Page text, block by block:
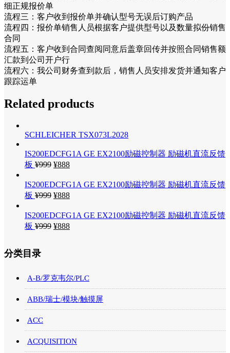
细正规报价单
流程三：客户收到报价单并确认型号无误后订购产品
流程四：报价单销售人员根据客户提供型号以及数量拟份销售
合同
流程五：客户收到合同查阅同意后盖章回传并按照合同销售额
汇款到公司开户行
流程六：我公司财务查到款后，销售人员安排发货并通知客户
跟踪运单
Related products
SCHLEICHER TSX073L2028
IS200EDCFG1A GE EX2100励磁控制器 励磁机直流反馈
板 ¥999 ¥888
IS200EDCFG1A GE EX2100励磁控制器 励磁机直流反馈
板 ¥999 ¥888
IS200EDCFG1A GE EX2100励磁控制器 励磁机直流反馈
板 ¥999 ¥888
分类目录
A-B/罗克韦尔/PLC
ABB/瑞士/模块/触摸屏
ACC
ACQUISITION